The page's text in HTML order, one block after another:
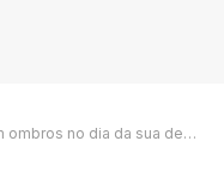
sua despedida em Tequisquiapan